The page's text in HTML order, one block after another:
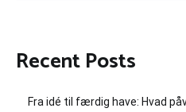
Recent Posts
Fra idé til færdig have: Hvad